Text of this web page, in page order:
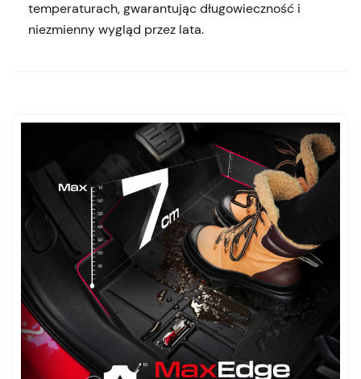
temperaturach, gwarantując długowieczność i
niezmienny wygląd przez lata.